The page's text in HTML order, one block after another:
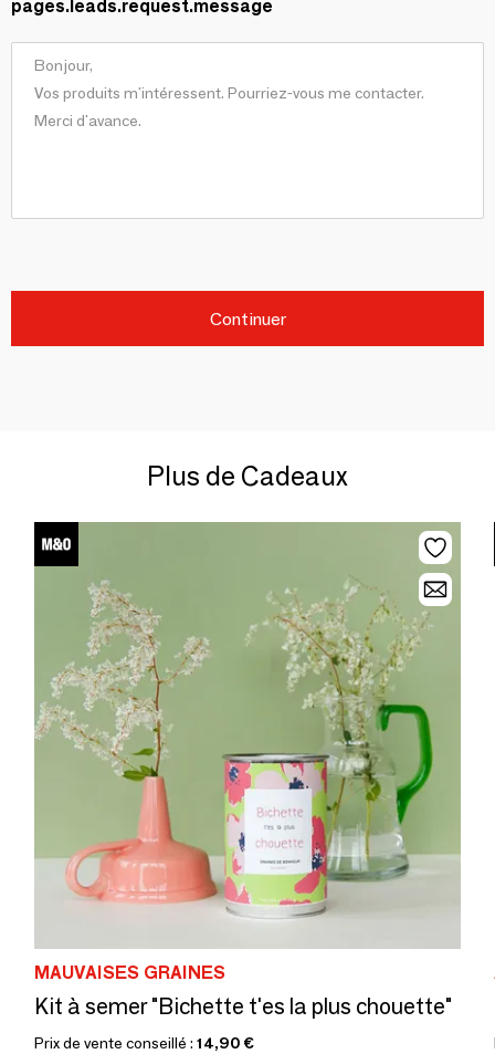
pages.leads.request.message
Continuer
Plus de Cadeaux
MAUVAISES GRAINES
Kit à semer "Bichette t'es la plus chouette"
Prix de vente conseillé : 14,90 €